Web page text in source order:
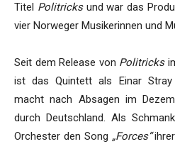
Titel Politricks und war das
vier Norweger Musikerinnen und
Seit dem Release von Politricks
ist das Quintett als Einar Stray
macht nach Absagen im
durch Deutschland. Als
Orchester den Song „Forces“